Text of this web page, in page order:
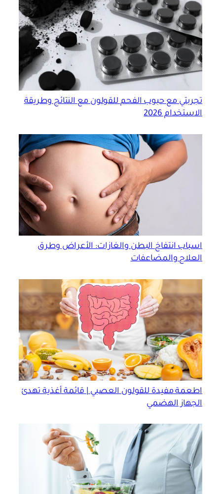
تجربتي مع حبوب الفحم للقولون مع النتائج وطريقة
الاستخدام 2026
اسباب انتفاخ البطن والغازات: الأعراض وطرق
العلاج والمضاعفات
اطعمة مفيدة للقولون العصبي | قائمة أغذية تهدئ
الجهاز الهضمي